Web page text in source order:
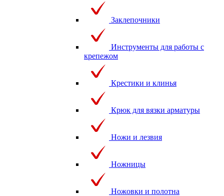
Заклепочники
Инструменты для работы с
крепежом
Крестики и клинья
Крюк для вязки арматуры
Ножи и лезвия
Ножницы
Ножовки и полотна